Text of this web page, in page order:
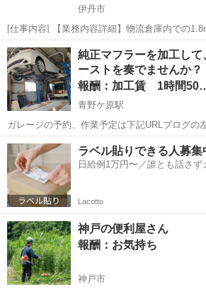
伊丹市
[仕事内容] 【業務内容詳細】物流倉庫内での
加工・フォークリフトリフト(カウンター・リ
作業【取扱製品情報】インテリア製品床材、
ーテン 。＋お仕事探...
兵庫 伊丹市 工場
純正マフラーを加工し
ーストを奏でませんか？
報酬：加工賃 1時間
青野ケ原駅
ガレージの予約、作業予定は下記URLブログの
予約状況を更新してますので確認を。
https://note.com/garage_taketama/n/
整備店で...
兵庫 小野市 青野ケ原駅 手伝いた
ラベル貼りできる人募
日給例1万円〜／誰とも話さ
Lacotto
神戸の便利屋さん
報酬：お気持ち
神戸市